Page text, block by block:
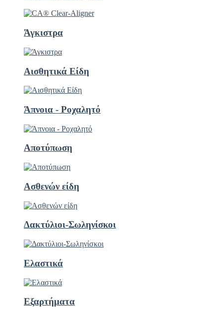
Άγκιστρα
Αισθητικά Είδη
Άπνοια - Ροχαλητό
Αποτύπωση
Ασθενών είδη
Δακτύλιοι-Σωληνίσκοι
Ελαστικά
Εξαρτήματα